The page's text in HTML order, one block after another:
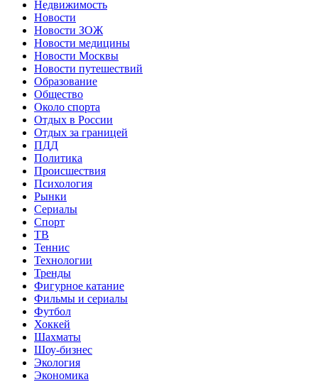
Недвижимость
Новости
Новости ЗОЖ
Новости медицины
Новости Москвы
Новости путешествий
Образование
Общество
Около спорта
Отдых в России
Отдых за границей
ПДД
Политика
Происшествия
Психология
Рынки
Сериалы
Спорт
ТВ
Теннис
Технологии
Тренды
Фигурное катание
Фильмы и сериалы
Футбол
Хоккей
Шахматы
Шоу-бизнес
Экология
Экономика